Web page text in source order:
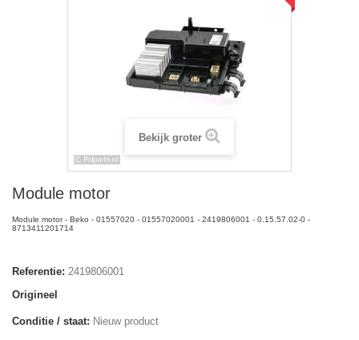
Bekijk groter
Module motor
Module motor - Beko - 01557020 - 01557020001 - 2419806001 - 0.15.57.02-0 -
8713411201714
Referentie: 2419806001
Origineel
Conditie / staat: Nieuw product